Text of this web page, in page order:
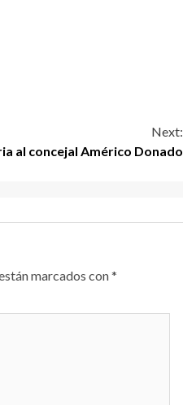
Next:
al concejal Américo Donado
marcados con*